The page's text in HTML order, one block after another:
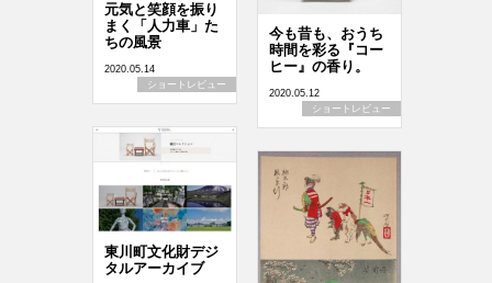
元気と笑顔を振り
まく「人力車」た
ちの風景
2020.05.14
ショートレビュー
今も昔も、おうち
時間を彩る『コー
ヒー』の香り。
2020.05.12
ショートレビュー
東川町文化財デジ
タルアーカイブ